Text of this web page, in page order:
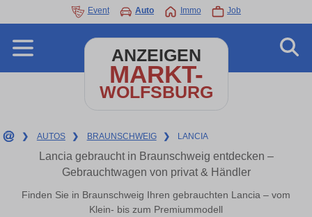
Event Auto Immo Job
ANZEIGEN
MARKT-
WOLFSBURG
❯ AUTOS ❯ BRAUNSCHWEIG ❯ LANCIA
Lancia gebraucht in Braunschweig entdecken –
Gebrauchtwagen von privat & Händler
Finden Sie in Braunschweig Ihren gebrauchten Lancia – vom
Klein- bis zum Premiummodell